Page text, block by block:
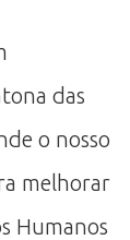
das
o nosso
melhorar
Humanos